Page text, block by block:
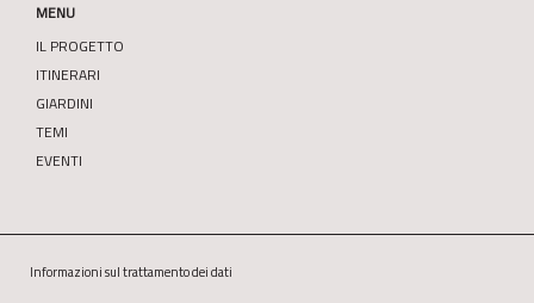
MENU
IL PROGETTO
ITINERARI
GIARDINI
TEMI
EVENTI
Informazioni sul trattamento dei dati